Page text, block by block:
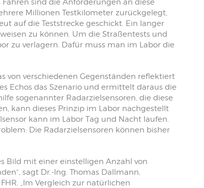
sind die Anforderungen an diese
Millionen Testkilometer zurückgelegt,
auf die Teststrecke geschickt. Ein langer
zu können. Um die Straßentests und
zu verlagern. Dafür muss man im Labor die
von verschiedenen Gegenständen reflektiert
Echos das Szenario und ermittelt daraus die
sogenannter Radarzielsensoren, die diese
kann dieses Prinzip im Labor nachgestellt
kann im Labor Tag und Nacht laufen.
Die Radarzielsensoren können bisher
Bild mit einer einstelligen Anzahl von
sagt Dr.-Ing. Thomas Dallmann,
„Im Vergleich zur natürlichen